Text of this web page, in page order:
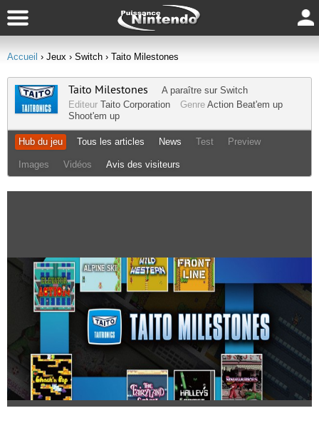
Accueil › Jeux › Switch › Taito Milestones
Taito Milestones A paraître sur Switch
Editeur Taito Corporation Genre Action Beat'em up
Shoot'em up
Hub du jeu Tous les articles News Test Preview
Images Vidéos Avis des visiteurs